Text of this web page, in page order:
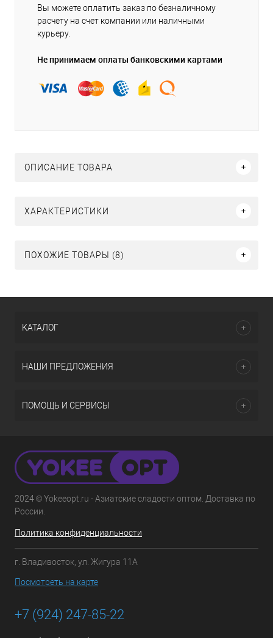
Вы можете оплатить заказ по безналичному
расчету на счет компании или наличными
курьеру.
Не принимаем оплаты банковскими картами
ОПИСАНИЕ ТОВАРА
ХАРАКТЕРИСТИКИ
ПОХОЖИЕ ТОВАРЫ (8)
КАТАЛОГ
НАШИ ПРЕДЛОЖЕНИЯ
ПОМОЩЬ И СЕРВИСЫ
2024 © Yokeeopt.ru - Азиатские сладости оптом. Доставка по
России.
Политика конфиденциальности
г. Владивосток, ул. Жигура 11А
Посмотреть на карте
+7 (924) 247-85-22